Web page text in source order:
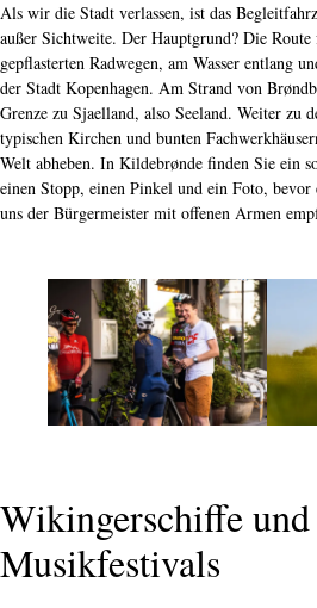
Als wir die Stadt verlassen, ist das
außer Sichtweite. Der Hauptgrund? Die
gepflasterten Radwegen, am Wasser entlang
der Stadt Kopenhagen. Am Strand von
Grenze zu Sjaelland, also Seeland. Weiter zu
typischen Kirchen und bunten
Welt abheben. In Kildebrønde finden Sie ein
einen Stopp, einen Pinkel und ein Foto,
uns der Bürgermeister mit offenen Armen
Wikingerschiffe und
Musikfestivals